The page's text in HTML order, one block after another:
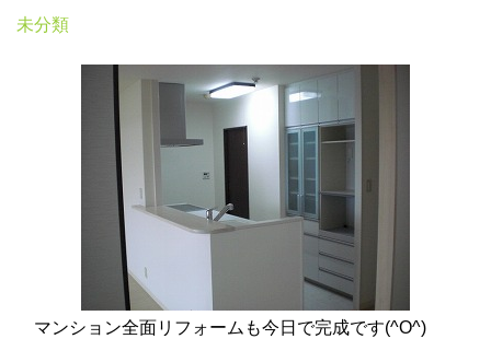
未分類
マンション全面リフォームも今日で完成です(^O^)